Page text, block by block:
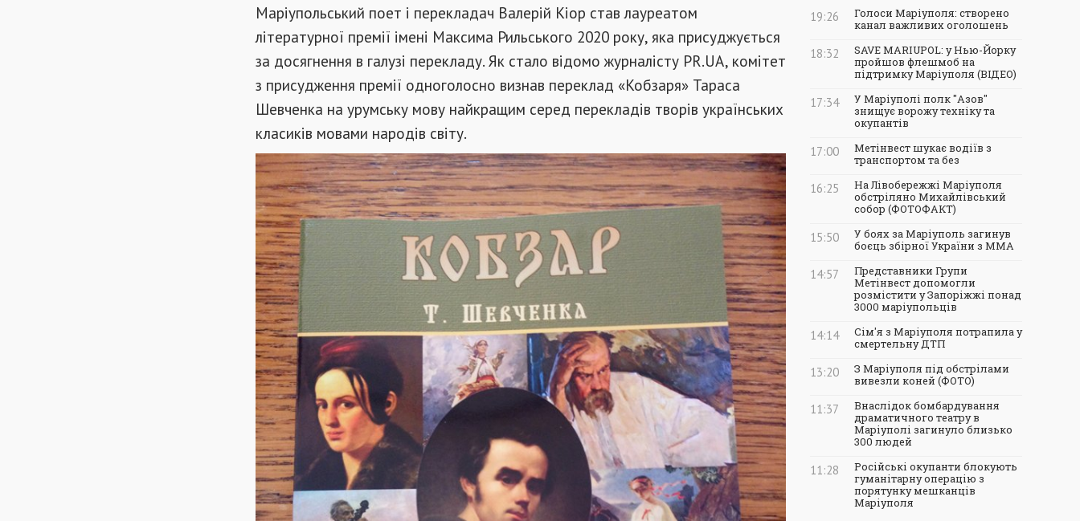
Маріупольський поет і перекладач Валерій Кіор став лауреатом
літературної премії імені Максима Рильського 2020 року, яка присуджується
за досягнення в галузі перекладу. Як стало відомо журналісту PR.UA, комітет
з присудження премії одноголосно визнав переклад «Кобзаря» Тараса
Шевченка на урумську мову найкращим серед перекладів творів українських
класиків мовами народів світу.
19:26
Голоси Маріуполя: створено
канал важливих оголошень
18:32
SAVE MARIUPOL: у Нью-Йорку
пройшов флешмоб на
підтримку Маріуполя (ВІДЕО)
17:34
У Маріуполі полк "Азов"
знищує ворожу техніку та
окупантів
17:00
Метінвест шукає водіїв з
транспортом та без
16:25
На Лівобережжі Маріуполя
обстріляно Михайлівський
собор (ФОТОФАКТ)
15:50
У боях за Маріуполь загинув
боєць збірної України з ММА
14:57
Представники Групи
Метінвест допомогли
розмістити у Запоріжжі понад
3000 маріупольців
14:14
Сім'я з Маріуполя потрапила у
смертельну ДТП
13:20
З Маріуполя під обстрілами
вивезли коней (ФОТО)
11:37
Внаслідок бомбардування
драматичного театру в
Маріуполі загинуло близько
300 людей
11:28
Російські окупанти блокують
гуманітарну операцію з
порятунку мешканців
Маріуполя